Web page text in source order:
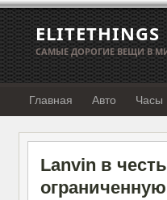
ELITETHINGS
САМЫЕ ДОРОГИЕ ВЕЩИ В
Главная Авто Часы
Lanvin в